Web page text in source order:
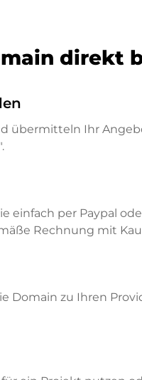
direkt
übermitteln Ihr
einfach per Paypal
Rechnung mit
Domain zu Ihren